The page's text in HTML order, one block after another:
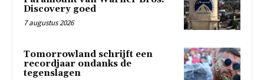
Discovery goed
7 augustus 2026
Tomorrowland schrijft een
recordjaar ondanks de
tegenslagen